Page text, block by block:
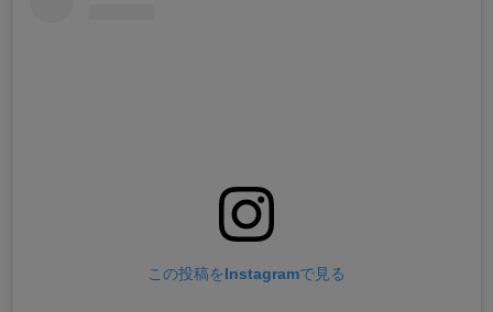
この投稿をInstagramで見る